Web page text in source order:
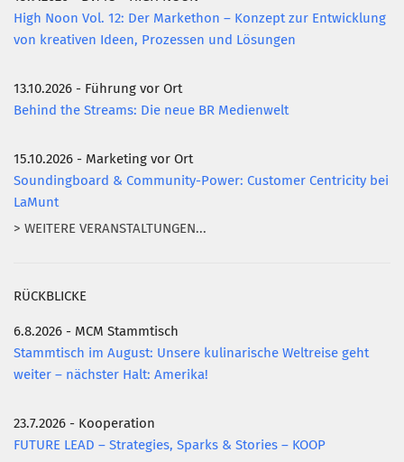
High Noon Vol. 12: Der Markethon – Konzept zur Entwicklung
von kreativen Ideen, Prozessen und Lösungen
13.10.2026 - Führung vor Ort
Behind the Streams: Die neue BR Medienwelt
15.10.2026 - Marketing vor Ort
Soundingboard & Community-Power: Customer Centricity bei
LaMunt
> WEITERE VERANSTALTUNGEN...
RÜCKBLICKE
6.8.2026 - MCM Stammtisch
Stammtisch im August: Unsere kulinarische Weltreise geht
weiter – nächster Halt: Amerika!
23.7.2026 - Kooperation
FUTURE LEAD – Strategies, Sparks & Stories – KOOP